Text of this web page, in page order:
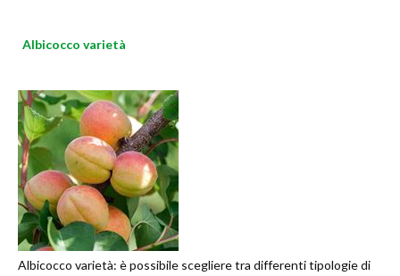
Albicocco varietà
Albicocco varietà: è possibile scegliere tra differenti tipologie di